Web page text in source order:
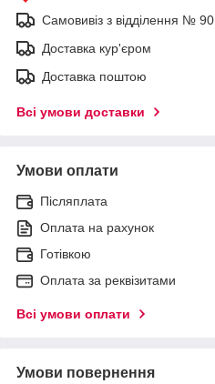
Самовивіз з відділення № 90
Доставка кур'єром
Доставка поштою
Всі умови доставки
Умови оплати
Післяплата
Оплата на рахунок
Готівкою
Оплата за реквізитами
Всі умови оплати
Умови повернення